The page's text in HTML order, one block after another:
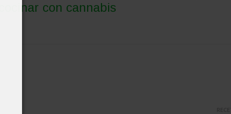
cocinar con cannabis